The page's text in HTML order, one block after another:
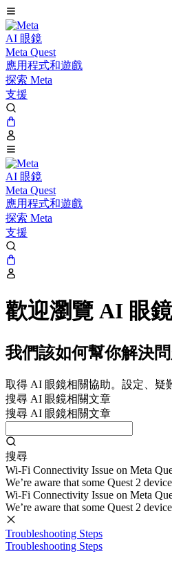
AI 眼鏡
Meta Quest
應用程式和遊戲
探索 Meta
支援
AI 眼鏡
Meta Quest
應用程式和遊戲
探索 Meta
支援
歡迎瀏覽 AI 眼
我們該如何幫你解決問
取得 AI 眼鏡相關協助。設定、疑
搜尋 AI 眼鏡相關文章
搜尋 AI 眼鏡相關文章
搜尋
Wi-Fi Connectivity Issue on Meta
We’re aware that some Quest 2
Wi-Fi Connectivity Issue on Meta
We’re aware that some Quest 2
Troubleshooting Steps
Troubleshooting Steps